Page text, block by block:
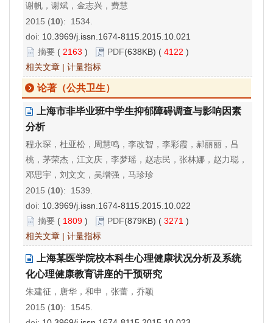
谢帆，谢斌，金志兴，费慧
2015 (10): 1534.
doi: 10.3969/j.issn.1674-8115.2015.10.021
摘要 ( 2163 ) PDF(638KB) ( 4122 )
相关文章 | 计量指标
论著（公共卫生）
上海市非毕业班中学生抑郁障碍调查与影响因素
分析
程永琛，杜亚松，周慧鸣，李改智，李彩霞，郝丽丽，吕
桃，茅荣杰，江文庆，李梦瑶，赵志民，张林娜，赵力聪，
邓思宇，刘文文，吴增强，马珍珍
2015 (10): 1539.
doi: 10.3969/j.issn.1674-8115.2015.10.022
摘要 ( 1809 ) PDF(879KB) ( 3271 )
相关文章 | 计量指标
上海某医学院校本科生心理健康状况分析及系统
化心理健康教育讲座的干预研究
朱建征，唐华，和申，张蕾，乔颖
2015 (10): 1545.